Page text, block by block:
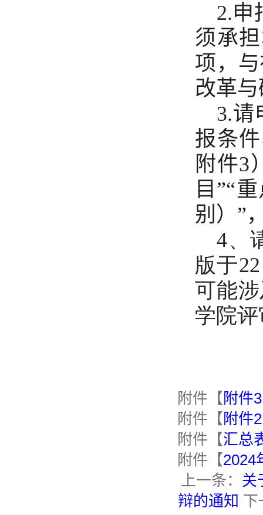
2.申
须承
项，
改革
3.请
报条
附件3
目”“
别）”
4、
版于
可能
学院
附件【 附件
附件【 附件
附件【汇总
附件【2024
上一条： 关
辩的通知 下